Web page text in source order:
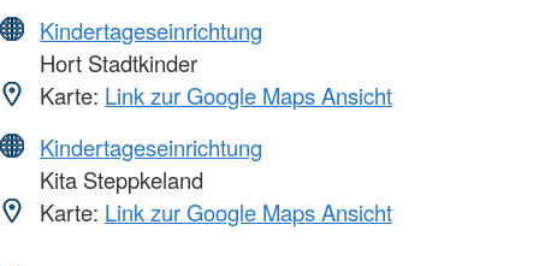
Kindertageseinrichtung
Hort Stadtkinder
Karte: Link zur Google Maps Ansicht
Kindertageseinrichtung
Kita Steppkeland
Karte: Link zur Google Maps Ansicht